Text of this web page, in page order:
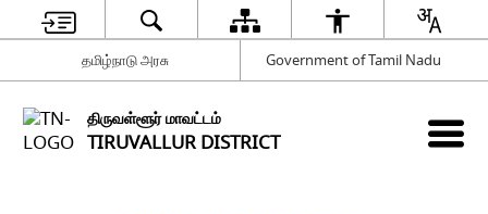
தமிழ்நாடு அரசு Government of Tamil Nadu
திருவள்ளூர் மாவட்டம்
TIRUVALLUR DISTRICT